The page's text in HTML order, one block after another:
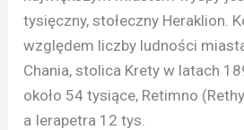
tysięczny, stołeczny Heraklion.
względem liczby ludności
Chania, stolica Krety w latach
około 54 tysiące, Retimno
a Ierapetra 12 tys.